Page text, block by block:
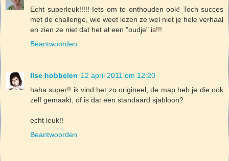
Echt superleuk!!!!! Iets om te onthouden ook! Toch succes
met de challenge, wie weet lezen ze wel niet je hele verhaal
en zien ze niet dat het al een "oudje" is!!!
Beantwoorden
Ilse hobbelen 12 april 2011 om 12:20
haha super!! ik vind het zo origineel, de map heb je die ook
zelf gemaakt, of is dat een standaard sjabloon?
echt leuk!!
Beantwoorden